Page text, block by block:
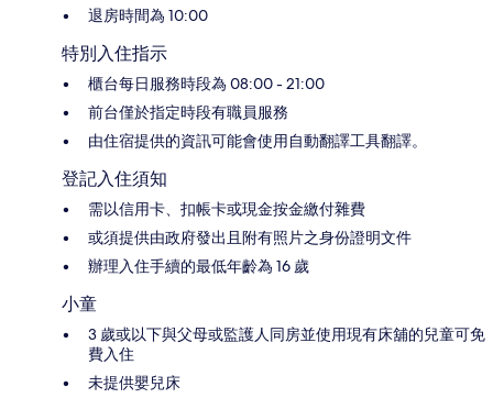
退房時間為 10:00
特別入住指示
櫃台每日服務時段為 08:00 - 21:00
前台僅於指定時段有職員服務
由住宿提供的資訊可能會使用自動翻譯工具翻譯。
登記入住須知
需以信用卡、扣帳卡或現金按金繳付雜費
或須提供由政府發出且附有照片之身份證明文件
辦理入住手續的最低年齡為 16 歲
小童
3 歲或以下與父母或監護人同房並使用現有床舖的兒童可免
費入住
未提供嬰兒床